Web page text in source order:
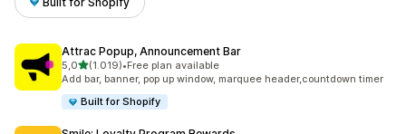
Attrac Popup, Announcement Bar
5,0de 5 estrelas
(1.019)
1019 total de avaliações
•Free plan available
Add bar, banner, pop up window, marquee header,countdown timer
Built for Shopify